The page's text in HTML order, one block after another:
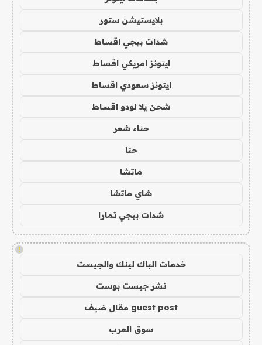
بلايستيشن ستور
شدات ببجي اقساط
ايتونز امريكي اقساط
ايتونز سعودي اقساط
شحن يلا لودو اقساط
حناء شعر
حنا
ماتشا
شاي ماتشا
شدات ببجي تمارا
!
خدمات الباك لينك والجيست
نشر جيست بوست
guest post مقال ضيف
سوق العرب